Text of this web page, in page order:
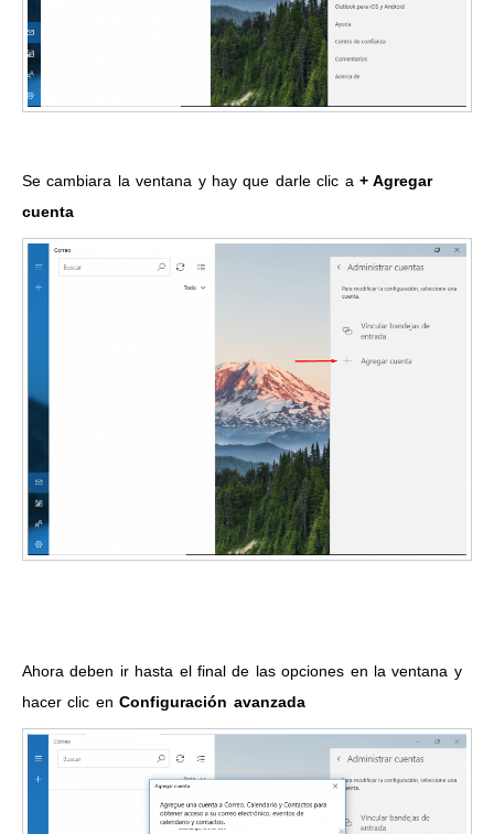
Se cambiara la ventana y hay que darle clic a + Agregar
cuenta
Ahora deben ir hasta el final de las opciones en la ventana y
hacer clic enConfiguración avanzada